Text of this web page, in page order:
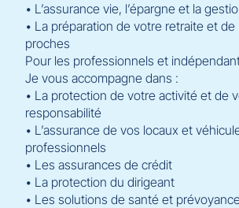
• L’assurance vie, l’épargne et la
• La préparation de votre retraite et de
proches
Pour les professionnels et
Je vous accompagne dans :
• La protection de votre activité et de
responsabilité
• L’assurance de vos locaux et
professionnels
• Les assurances de crédit
• La protection du dirigeant
• Les solutions de santé et